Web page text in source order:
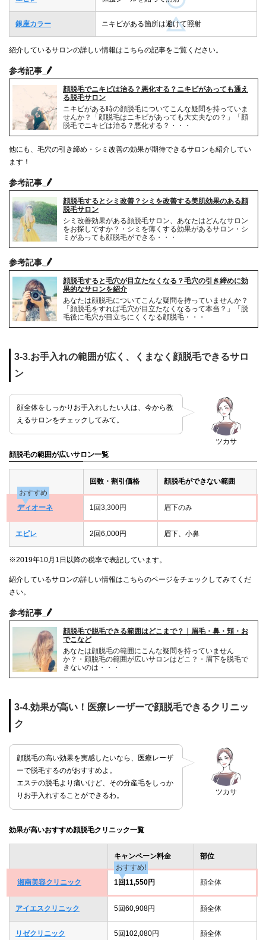
銀座カラー ニキビがある箇所は避けて照射
紹介しているサロンの詳しい情報はこちらの記事をご覧ください。
参考記事
顔脱毛でニキビは治る？悪化する？ニキビがあっても通え
る脱毛サロン
ニキビがある時の顔脱毛についてこんな疑問を持っていま
せんか？「顔脱毛はニキビがあっても大丈夫なの？」「顔
脱毛でニキビは治る？悪化する？・・・
他にも、毛穴の引き締め・シミ改善の効果が期待できるサロンも紹介してい
ます！
参考記事
顔脱毛するとシミ改善？シミを改善する美肌効果のある顔
脱毛サロン
シミ改善効果がある顔脱毛サロン、あなたはどんなサロン
をお探しですか？・シミを薄くする効果があるサロン・シ
ミがあっても顔脱毛ができる・・・
参考記事
顔脱毛すると毛穴が目立たなくなる？毛穴の引き締めに効
果的なサロンを紹介
あなたは顔脱毛についてこんな疑問を持っていませんか？
「顔脱毛をすれば毛穴が目立たなくなるって本当？」「脱
毛後に毛穴が目立ちにくくなる顔脱毛・・・
3-3.お手入れの範囲が広く、くまなく顔脱毛できるサロ
ン
ツカサ
顔全体をしっかりお手入れしたい人は、今から教
えるサロンをチェックしてみて。
顔脱毛の範囲が広いサロン一覧
回数・割引価格
顔脱毛ができない範囲
おすすめ
ディオーネ
1回3,300円 眉下のみ
エピレ 2回6,000円 眉下、小鼻
※2019年10月1日以降の税率で表記しています。
紹介しているサロンの詳しい情報はこちらのページをチェックしてみてくだ
さい。
参考記事
顔脱毛で脱毛できる範囲はどこまで？｜眉毛・鼻・頬・お
でこなど
あなたは顔脱毛の範囲にこんな疑問を持っていません
か？・顔脱毛の範囲が広いサロンはどこ？・眉下を脱毛で
きないのは・・・
3-4.効果が高い！医療レーザーで顔脱毛できるクリニッ
ク
ツカサ
顔脱毛の高い効果を実感したいなら、医療レーザ
ーで脱毛するのがおすすめよ。
エステの脱毛より痛いけど、その分産毛をしっか
りお手入れすることができるわ。
効果が高いおすすめ顔脱毛クリニック一覧
キャンペーン料金 部位
湘南美容クリニック
おすすめ!
1回11,550円
顔全体
アイエスクリニック 5回60,908円 顔全体
リゼクリニック 5回102,080円 顔全体